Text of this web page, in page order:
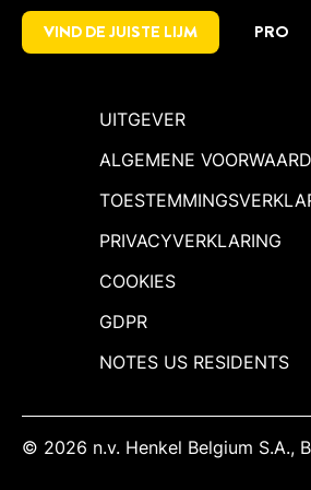
VIND DE JUISTE LIJM PRO
UITGEVER
ALGEMENE
PRIVACYVERKLARING
COOKIES
GDPR
NOTES US RESIDENTS
© 2026 n.v. Henkel Belgium S.A.,